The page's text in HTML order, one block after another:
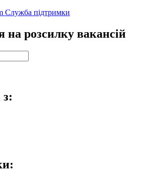
Служба підтримки
на розсилку вакансій
з: